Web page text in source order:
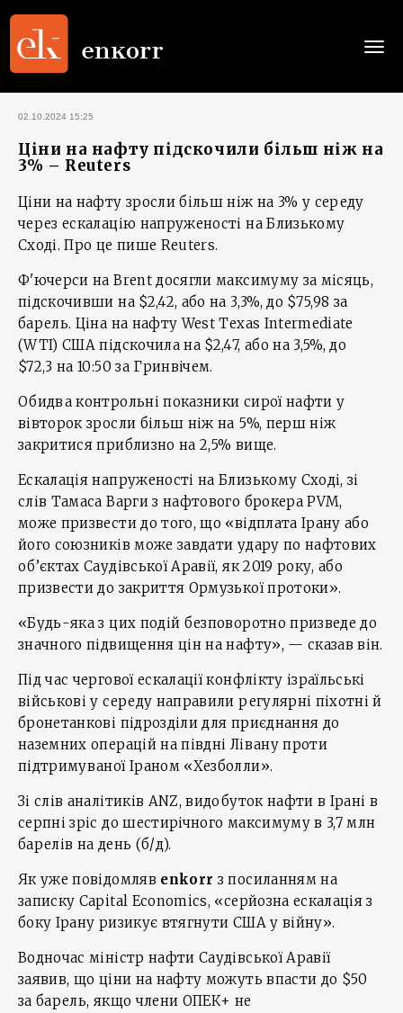
02.10.2024 15:25
Ціни на нафту підскочили більш ніж на
3% – Reuters
Ціни на нафту зросли більш ніж на 3% у середу
через ескалацію напруженості на Близькому
Сході. Про це пише Reuters.
Ф'ючерси на Brent досягли максимуму за місяць,
підскочивши на $2,42, або на 3,3%, до $75,98 за
барель. Ціна на нафту West Texas Intermediate
(WTI) США підскочила на $2,47, або на 3,5%, до
$72,3 на 10:50 за Гринвічем.
Обидва контрольні показники сирої нафти у
вівторок зросли більш ніж на 5%, перш ніж
закритися приблизно на 2,5% вище.
Ескалація напруженості на Близькому Сході, зі
слів Тамаса Варги з нафтового брокера PVM,
може призвести до того, що «відплата Ірану або
його союзників може завдати удару по нафтових
об’єктах Саудівської Аравії, як 2019 року, або
призвести до закриття Ормузької протоки».
«Будь-яка з цих подій безповоротно призведе до
значного підвищення цін на нафту», — сказав він.
Під час чергової ескалації конфлікту ізраїльські
військові у середу направили регулярні піхотні й
бронетанкові підрозділи для приєднання до
наземних операцій на півдні Лівану проти
підтримуваної Іраном «Хезболли».
Зі слів аналітиків ANZ, видобуток нафти в Ірані в
серпні зріс до шестирічного максимуму в 3,7 млн
барелів на день (б/д).
Як уже повідомляв enkorr з посиланням на
записку Capital Economics, «серйозна ескалація з
боку Ірану ризикує втягнути США у війну».
Водночас міністр нафти Саудівської Аравії
заявив, що ціни на нафту можуть впасти до $50
за барель, якщо члени ОПЕК+ не